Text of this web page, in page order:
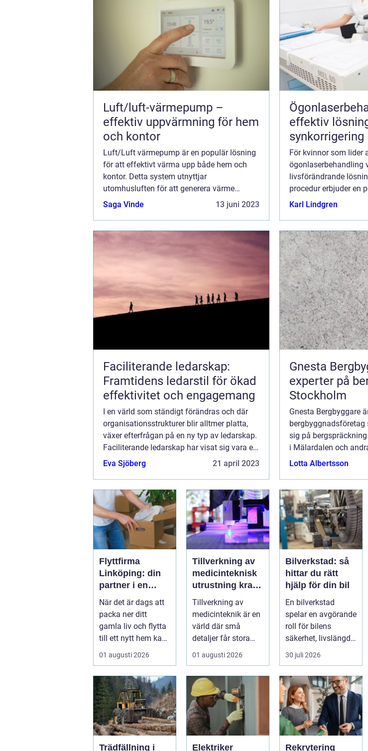
Luft/luft-värmepump –
effektiv uppvärmning för hem
och kontor
Luft/Luft värmepump är en populär lösning
för att effektivt värma upp både hem och
kontor. Detta system utnyttjar
utomhusluften för att generera värme
inomhus, vilket är både kostnadseffektivt ...
Saga Vinde 13 juni 2023
effektiv
synkorrigering
För kvinnor som lider
ögonlaserbehandling
livsförändrande
procedur erbjuder en
synkorrigering och
Karl Lindgren
Faciliterande ledarskap:
Framtidens ledarstil för ökad
effektivitet och engagemang
I en värld som ständigt förändras och där
organisationsstrukturer blir alltmer platta,
växer efterfrågan på en ny typ av ledarskap.
Faciliterande ledarskap har visat sig vara en
effektiv ledarstil för at...
Eva Sjöberg 21 april 2023
Gnesta
experter på
Stockholm
Gnesta Bergbyggare
sig på
i Mälardalen och
Sverige. Med över 25
Lotta Albertsson
Flyttfirma
Linköping: din
partner i en
smidig flytt
När det är dags att
packa ner ditt
gamla liv och flytta
till ett nytt hem kan
det vara &ou...
01 augusti 2026
Tillverkning av
medicinteknisk
utrustning krav,
kvalitet och
precision
Tillverkning av
medicinteknik är en
värld där små
detaljer får stora
konsekvenser. En
liten avvikels...
01 augusti 2026
Bilverkstad: så
hittar du rätt
hjälp för din bil
En bilverkstad
spelar en avgörande
roll för bilens
säkerhet, livslängd
och andra...
30 juli 2026
Trädfällning i Elektriker Rekrytering